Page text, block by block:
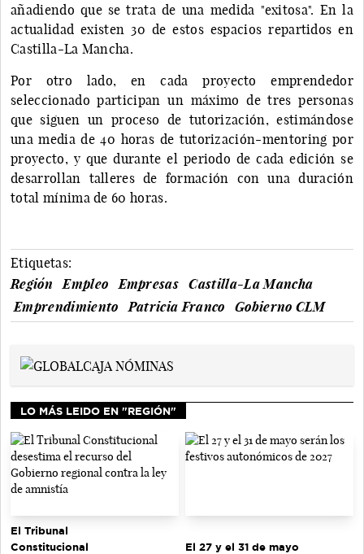
añadiendo que se trata de una medida "exitosa". En la
actualidad existen 30 de estos espacios repartidos en
Castilla-La Mancha.
Por otro lado, en cada proyecto emprendedor
seleccionado participan un máximo de tres personas
que siguen un proceso de tutorización, estimándose
una media de 40 horas de tutorización-mentoring por
proyecto, y que durante el periodo de cada edición se
desarrollan talleres de formación con una duración
total mínima de 60 horas.
Etiquetas:
Región
Empleo Empresas
Castilla-La Mancha
Emprendimiento
Patricia Franco Gobierno CLM
LO MÁS LEIDO EN "REGIÓN"
El Tribunal
Constitucional
El 27 y el 31 de mayo